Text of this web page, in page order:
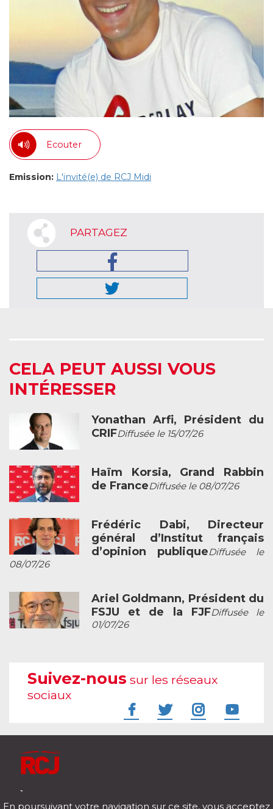
Ecouter
Emission: L'invité(e) de RCJ Midi
PARTAGEZ
CELA PEUT AUSSI VOUS
INTÉRESSER
Yonathan Arfi, Président du
CRIFDiffusée le 15/07/26
Haïm Korsia, Grand Rabbin
de FranceDiffusée le 08/07/26
Frédéric Dabi, Directeur
général d’Institut français
d’opinion publiqueDiffusée le
08/07/26
Ariel Goldmann, Président du
FSJU et de la FJFDiffusée le
01/07/26
Suivez-nous sur les réseaux
sociaux
En poursuivant votre navigation sur ce site, vous acceptez